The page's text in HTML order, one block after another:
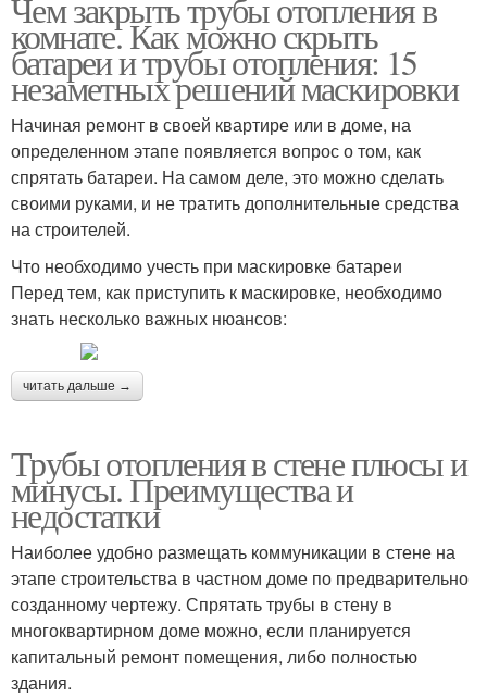
Чем закрыть трубы отопления в
комнате. Как можно скрыть
батареи и трубы отопления: 15
незаметных решений маскировки
Начиная ремонт в своей квартире или в доме, на
определенном этапе появляется вопрос о том, как
спрятать батареи. На самом деле, это можно сделать
своими руками, и не тратить дополнительные средства
на строителей.
Что необходимо учесть при маскировке батареи
Перед тем, как приступить к маскировке, необходимо
знать несколько важных нюансов:
читать дальше →
Трубы отопления в стене плюсы и
минусы. Преимущества и
недостатки
Наиболее удобно размещать коммуникации в стене на
этапе строительства в частном доме по предварительно
созданному чертежу. Спрятать трубы в стену в
многоквартирном доме можно, если планируется
капитальный ремонт помещения, либо полностью
здания.